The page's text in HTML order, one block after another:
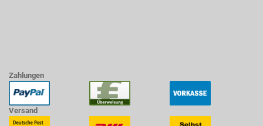
Zahlungen
Versand